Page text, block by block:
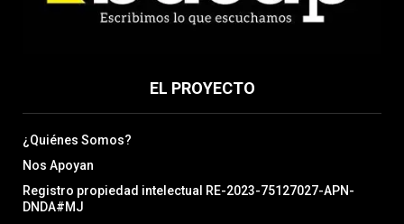
EL PROYECTO
¿Quiénes Somos?
Nos Apoyan
Registro propiedad intelectual RE-2023-75127027-APN-
DNDA#MJ